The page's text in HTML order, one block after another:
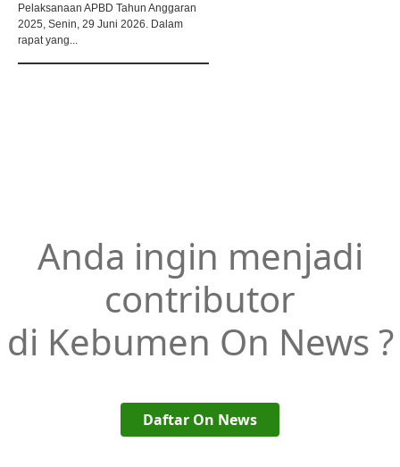
Pelaksanaan APBD Tahun Anggaran
2025, Senin, 29 Juni 2026. Dalam
rapat yang...
Anda ingin menjadi
contributor
di Kebumen On News ?
Daftar On News